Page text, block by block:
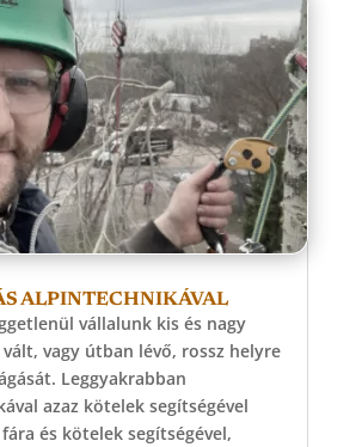
ALPINTECHNIKÁVAL
vállalunk kis és nagy
vált, vagy útban lévő, rossz helyre
Leggyakrabban
azaz kötelek segítségével
és kötelek segítségével,